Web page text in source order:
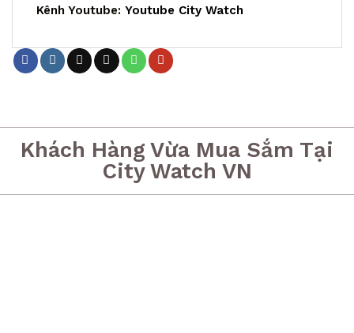
Kênh Youtube: Youtube City Watch
Khách Hàng Vừa Mua Sắm Tại
City Watch VN